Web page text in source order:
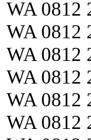
WA 0812
WA 0812
WA 0812
WA 0812
WA 0812
WA 0812